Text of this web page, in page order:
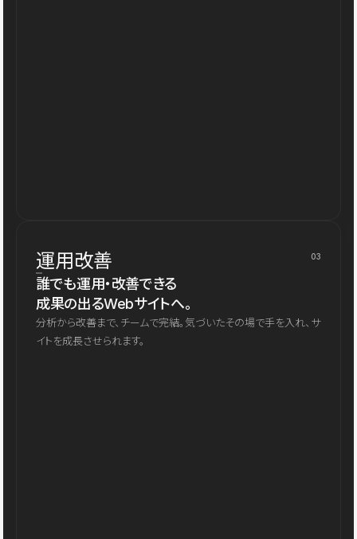
運用改善 03
誰でも運用・改善できる
成果の出るWebサイトへ。
分析から改善まで、チームで完結。気づいたその場で手を入れ、サ
イトを成長させられます。